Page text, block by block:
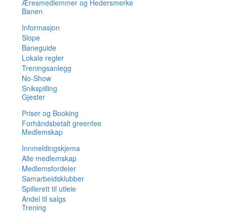
Æresmedlemmer og Hedersmerke
Banen
Informasjon
Slope
Baneguide
Lokale regler
Treningsanlegg
No-Show
Snikspilling
Gjester
Priser og Booking
Forhåndsbetalt greenfee
Medlemskap
Innmeldingskjema
Alle medlemskap
Medlemsfordeler
Samarbeidsklubber
Spillerett til utleie
Andel til salgs
Trening